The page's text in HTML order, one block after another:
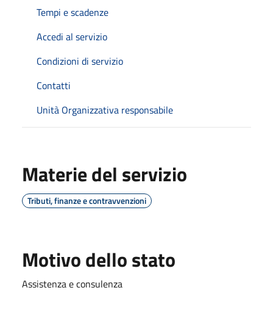
Tempi e scadenze
Accedi al servizio
Condizioni di servizio
Contatti
Unità Organizzativa responsabile
Materie del servizio
Tributi, finanze e contravvenzioni
Motivo dello stato
Assistenza e consulenza